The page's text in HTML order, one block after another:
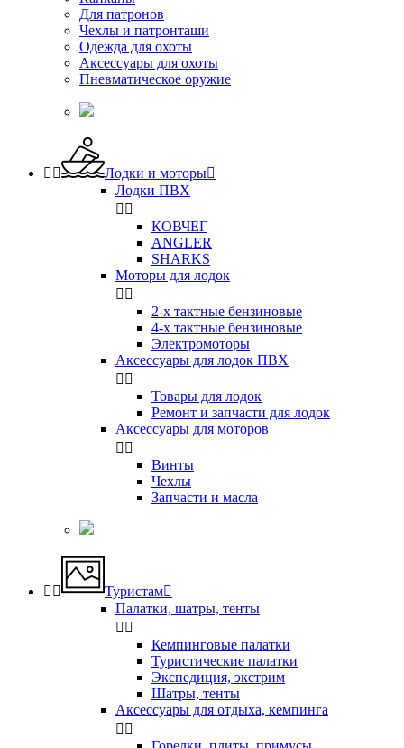
Для патронов
Чехлы и патронташи
Одежда для охоты
Аксессуары для охоты
Пневматическое оружие
  Лодки и моторы
Лодки ПВХ
 
КОВЧЕГ
ANGLER
SHARKS
Моторы для лодок
 
2-х тактные бензиновые
4-х тактные бензиновые
Электромоторы
Аксессуары для лодок ПВХ
 
Товары для лодок
Ремонт и запчасти для лодок
Аксессуары для моторов
 
Винты
Чехлы
Запчасти и масла
  Туристам
Палатки, шатры, тенты
 
Кемпинговые палатки
Туристические палатки
Экспедиция, экстрим
Шатры, тенты
Аксессуары для отдыха, кемпинга
 